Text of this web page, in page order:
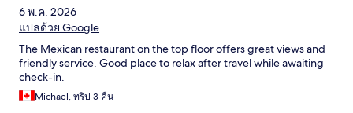
6 พ.ค. 2026
แปลด้วย Google
The Mexican restaurant on the top floor offers great views and
friendly service. Good place to relax after travel while awaiting
check-in.
Michael, ทริป 3 คืน